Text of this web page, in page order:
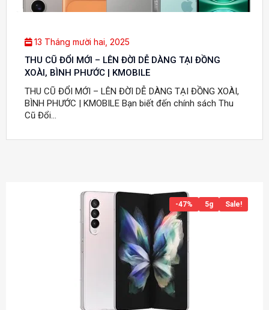
13 Tháng mười hai, 2025
THU CŨ ĐỔI MỚI – LÊN ĐỜI DỄ DÀNG TẠI ĐỒNG
XOÀI, BÌNH PHƯỚC | KMOBILE
THU CŨ ĐỔI MỚI – LÊN ĐỜI DỄ DÀNG TẠI ĐỒNG XOÀI,
BÌNH PHƯỚC | KMOBILE Bạn biết đến chính sách Thu
Cũ Đổi...
-47% 5g Sale!